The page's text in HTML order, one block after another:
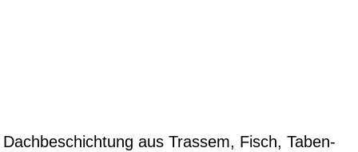
Dachbeschichtung aus Trassem, Fisch, Taben-